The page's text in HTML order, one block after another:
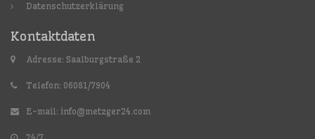
Datenschutzerklärung
Kontaktdaten
Adresse: Saalburgstraße 2
Telefon: 06081/7904
E-mail: info@metzger24.com